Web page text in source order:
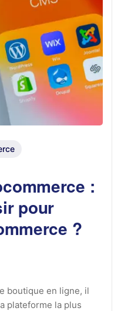
:
pour
?
boutique en ligne, il
plateforme la plus